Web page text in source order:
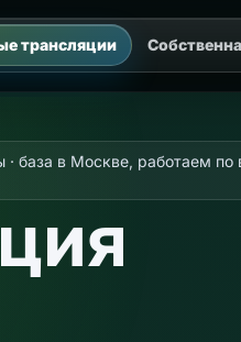
трансляции
база в Москве, работаем по